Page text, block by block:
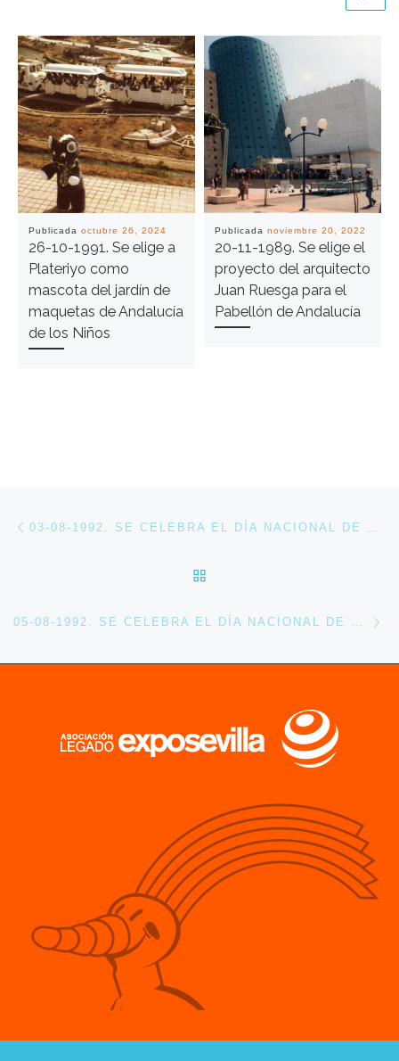
Publicada octubre 26, 2024
26-10-1991. Se elige a
Plateriyo como
mascota del jardín de
maquetas de Andalucía
de los Niños
Publicada noviembre 20, 2022
20-11-1989. Se elige el
proyecto del arquitecto
Juan Ruesga para el
Pabellón de Andalucía
Navegación de entradas
05-08-1992. SE CELEBRA EL DÍA NACIONAL DE JAMAICA EN EXPO 92